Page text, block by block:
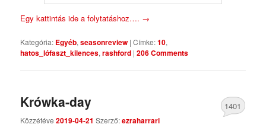
Egy kattintás ide a folytatáshoz…. →
Kategória: Egyéb,seasonreview |Címke:10,
hatos_lófaszt_kilences,rashford |206 Comments
Krówka-day
Közzétéve2019-04-21 Szerző:ezraharrari
1401